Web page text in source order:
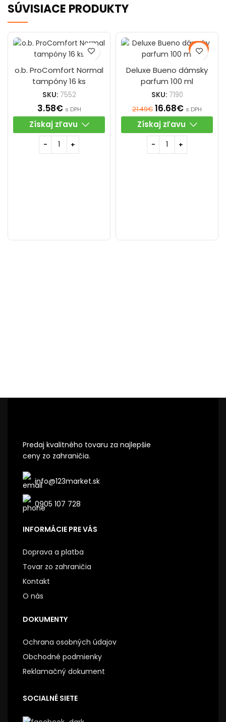
SÚVISIACE PRODUKTY
o.b. ProComfort Normal
tampóny 16 ks
SKU: 7552
3.58€ s DPH
Získaj zľavu
-22%
Deluxe Bueno dámsky
parfum 100 ml
SKU: 7190
21.49€ 16.68€ s DPH
Získaj zľavu
Predaj kvalitného tovaru za najlepšie
ceny zo zahraničia.
info@123market.sk
0905 107 728
INFORMÁCIE PRE VÁS
Doprava a platba
Tovar zo zahraničia
Kontakt
O nás
DOKUMENTY
Ochrana osobných údajov
Obchodné podmienky
Reklamačný dokument
SOCIALNÉ SIETE